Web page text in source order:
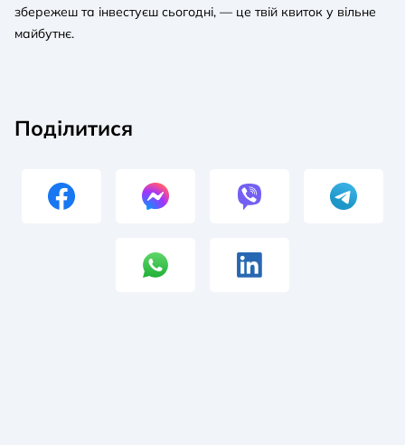
збережеш та інвестуєш сьогодні, — це твій квиток у вільне
майбутнє.
Поділитися